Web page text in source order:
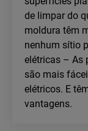
de limpar do
moldura têm
nenhum sítio
elétricas – As
são mais
elétricos. E
vantagens.